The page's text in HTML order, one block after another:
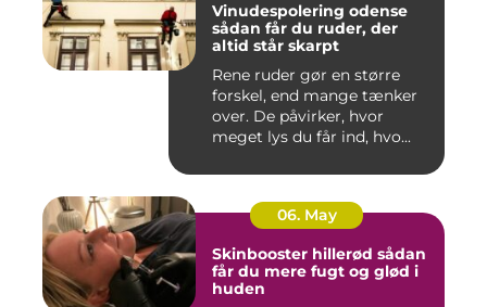
Vinudespolering odense
sådan får du ruder, der
altid står skarpt
Rene ruder gør en større
forskel, end mange tænker
over. De påvirker, hvor
meget lys du får ind, hvo...
06. May
Skinbooster hillerød sådan
får du mere fugt og glød i
huden